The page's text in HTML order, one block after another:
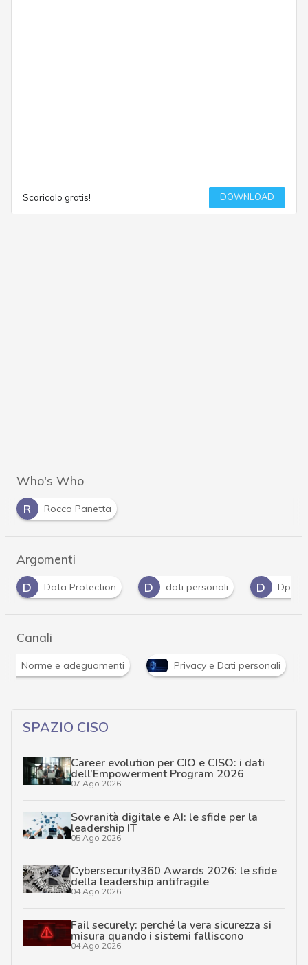
Scaricalo gratis! DOWNLOAD
Who's Who
R
Rocco Panetta
Argomenti
D
dati personali D Dpo E EDPB G
Canali
Norme e adeguamenti Privacy e Dati personali
SPAZIO CISO
Career evolution per CIO e CISO: i dati
dell’Empowerment Program 2026
07 Ago 2026
Sovranità digitale e AI: le sfide per la
leadership IT
05 Ago 2026
Cybersecurity360 Awards 2026: le sfide
della leadership antifragile
04 Ago 2026
Fail securely: perché la vera sicurezza si
misura quando i sistemi falliscono
04 Ago 2026